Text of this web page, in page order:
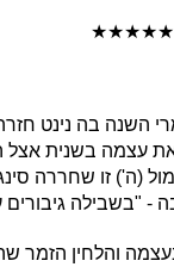
★★★★★
18 היא לגמרי השנה בה
עצמה בשנית אצל
(ה') זו שחררה
- "בשבילה גיבורים
והלחין הזמר